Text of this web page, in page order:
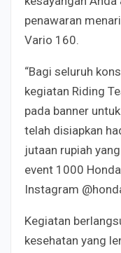
penawaran
Vario 160.
“Bagi seluruh
kegiatan Riding
pada banner
telah disiapkan
jutaan rupiah
event 1000
Instagram
Kegiatan
kesehatan yang